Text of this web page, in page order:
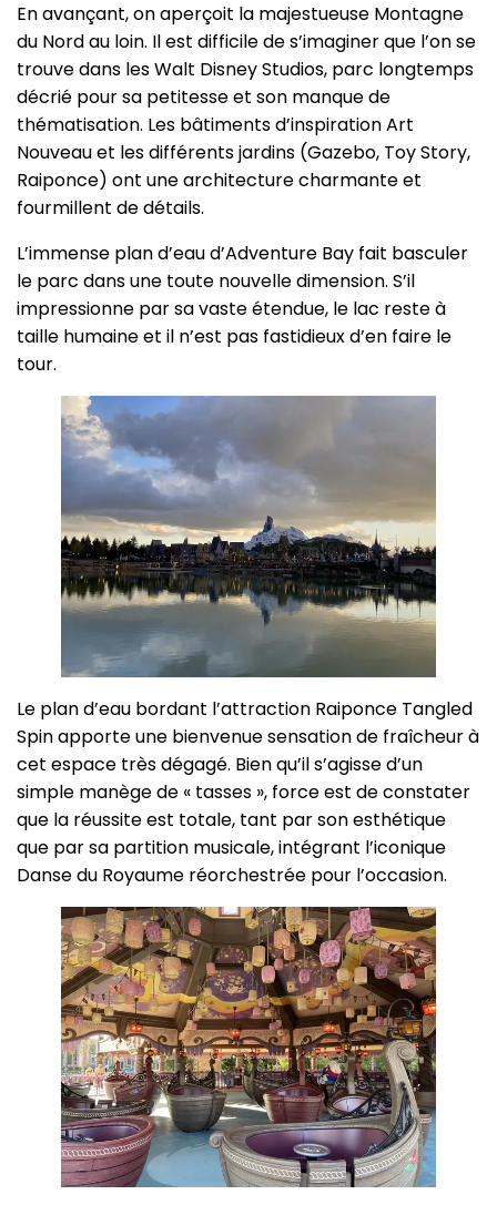
En avançant, on aperçoit la majestueuse Montagne
du Nord au loin. Il est difficile de s’imaginer que l’on se
trouve dans les Walt Disney Studios, parc longtemps
décrié pour sa petitesse et son manque de
thématisation. Les bâtiments d’inspiration Art
Nouveau et les différents jardins (Gazebo, Toy Story,
Raiponce) ont une architecture charmante et
fourmillent de détails.
L’immense plan d’eau d’Adventure Bay fait basculer
le parc dans une toute nouvelle dimension. S’il
impressionne par sa vaste étendue, le lac reste à
taille humaine et il n’est pas fastidieux d’en faire le
tour.
Le plan d’eau bordant l’attraction Raiponce Tangled
Spin apporte une bienvenue sensation de fraîcheur à
cet espace très dégagé. Bien qu’il s’agisse d’un
simple manège de « tasses », force est de constater
que la réussite est totale, tant par son esthétique
que par sa partition musicale, intégrant l’iconique
Danse du Royaume réorchestrée pour l’occasion.